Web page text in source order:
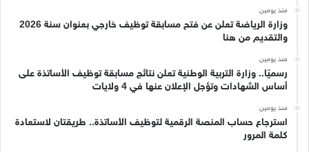
منذ يومين
وزارة الرياضة تعلن عن فتح مسابقة توظيف خارجي بعنوان سنة 2026
والتقديم من هنا
منذ يومين
رسميًا.. وزارة التربية الوطنية تعلن نتائج مسابقة توظيف الأساتذة على
أساس الشهادات وتؤجل الإعلان عنها في 4 ولايات
منذ يومين
استرجاع حساب المنصة الرقمية لتوظيف الأساتذة.. طريقتان لاستعادة
كلمة المرور